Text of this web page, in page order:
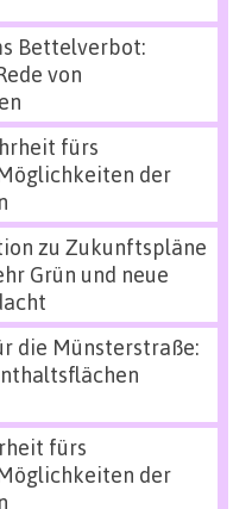
Bettelverbot:
von
fürs
der
zu Zukunftspläne
Grün und neue
die Münsterstraße:
fürs
der